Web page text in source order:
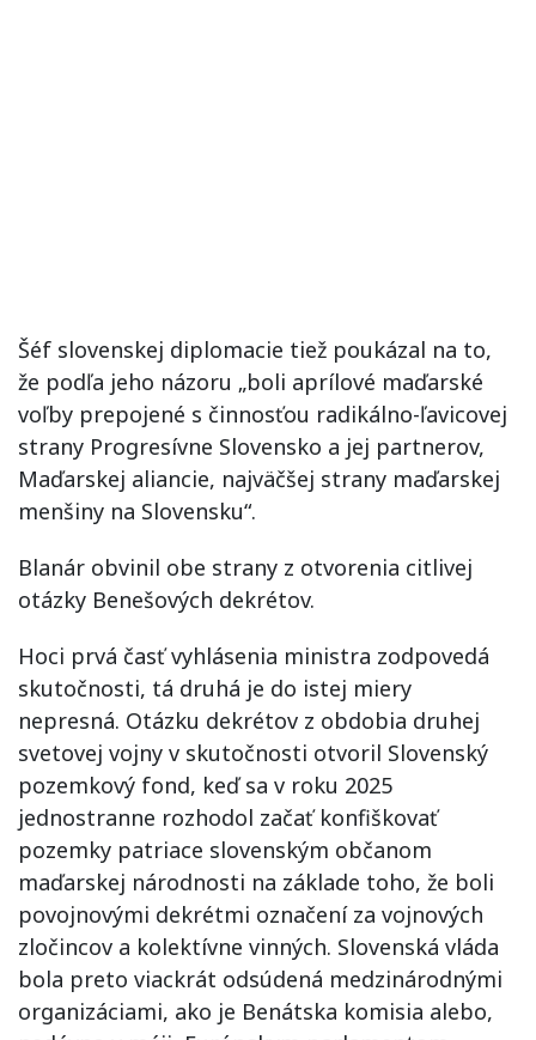
Šéf slovenskej diplomacie tiež poukázal na to,
že podľa jeho názoru „boli aprílové maďarské
voľby prepojené s činnosťou radikálno-ľavicovej
strany Progresívne Slovensko a jej partnerov,
Maďarskej aliancie, najväčšej strany maďarskej
menšiny na Slovensku“.
Blanár obvinil obe strany z otvorenia citlivej
otázky Benešových dekrétov.
Hoci prvá časť vyhlásenia ministra zodpovedá
skutočnosti, tá druhá je do istej miery
nepresná. Otázku dekrétov z obdobia druhej
svetovej vojny v skutočnosti otvoril Slovenský
pozemkový fond, keď sa v roku 2025
jednostranne rozhodol začať konfiškovať
pozemky patriace slovenským občanom
maďarskej národnosti na základe toho, že boli
povojnovými dekrétmi označení za vojnových
zločincov a kolektívne vinných. Slovenská vláda
bola preto viackrát odsúdená medzinárodnými
organizáciami, ako je Benátska komisia alebo,